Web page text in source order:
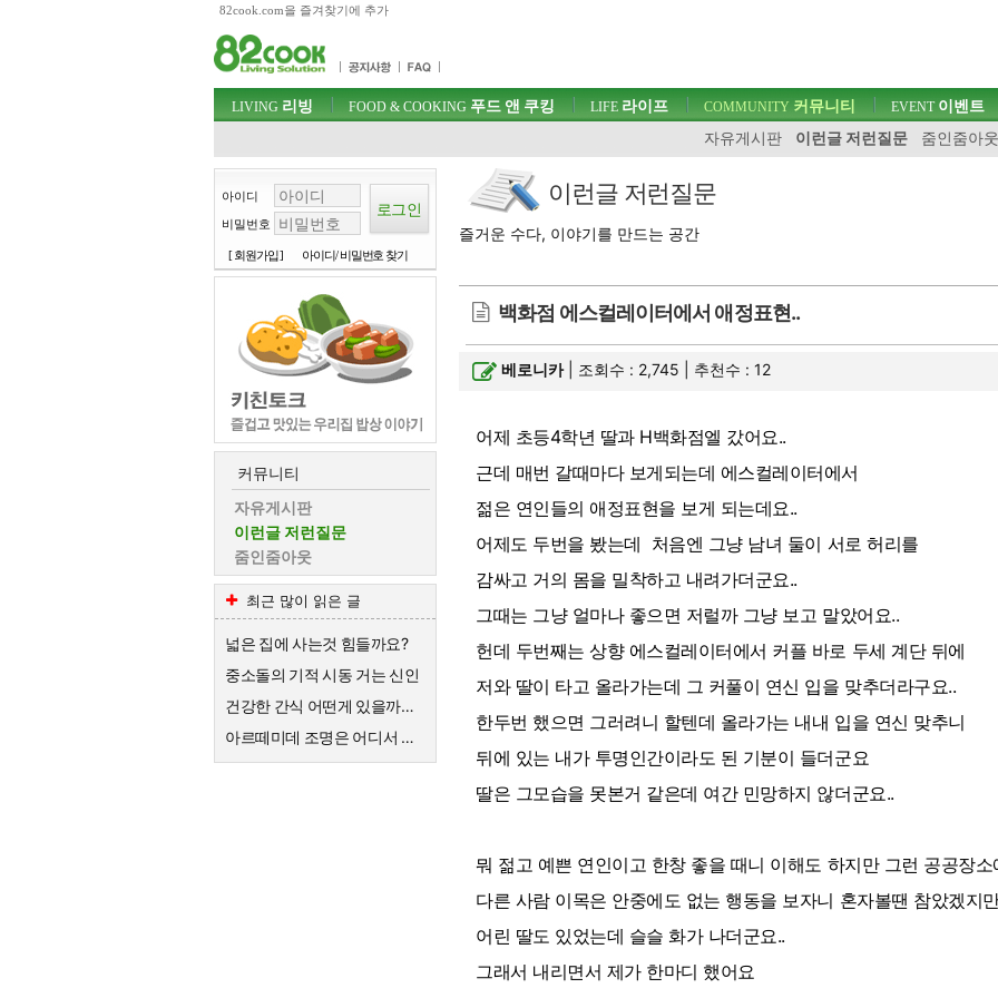
82cook.com을 즐겨찾기에 추가
주메뉴 바로가기
컨텐츠 바로가기
검색 바로가기
로그인 바로가기
주메뉴
LIVING 리빙 FOOD & COOKING 푸드 앤 쿠킹 LIFE 라이프 COMMUNITY 커뮤니티
자유게시판
이런글 저런질문 줌인줌아웃
EVENT이벤트
아이디
비밀번호
[ 회원가입 ] 아이디/ 비밀번호 찾기
커뮤니티
자유게시판
이런글 저런질문
줌인줌아웃
최근 많이 읽은 글
넓은 집에 사는것 힘들까요?
중소돌의 기적 시동 거는 신인
건강한 간식 어떤게 있을까요?
아르떼미데 조명은 어디서 수리가 가능할까요?
이런글 저런질문
즐거운 수다, 이야기를 만드는 공간
백화점 에스컬레이터에서 애정표현..
베로니카| 조회수 : 2,745 | 추천수 :12
어제 초등4학년 딸과 H백화점엘 갔어요..
근데 매번 갈때마다 보게되는데 에스컬레이터에서
젊은 연인들의 애정표현을 보게 되는데요..
어제도 두번을 봤는데 처음엔 그냥 남녀 둘이 서로 허리를
감싸고 거의 몸을 밀착하고 내려가더군요..
그때는 그냥 얼마나 좋으면 저럴까 그냥 보고 말았어요..
헌데 두번째는 상향 에스컬레이터에서 커플 바로 두세 계단 뒤에
저와 딸이 타고 올라가는데 그 커풀이 연신 입을 맞추더라구요..
한두번 했으면 그러려니 할텐데 올라가는 내내 입을 연신 맞추니
뒤에 있는 내가 투명인간이라도 된 기분이 들더군요
딸은 그모습을 못본거 같은데 여간 민망하지 않더군요..
뭐 젊고 예쁜 연인이고 한창 좋을 때니 이해도 하지만 그런 공공장소
다른 사람 이목은 안중에도 없는 행동을 보자니 혼자볼땐 참았겠지
어린 딸도 있었는데 슬슬 화가 나더군요..
그래서 내리면서 제가 한마디 했어요